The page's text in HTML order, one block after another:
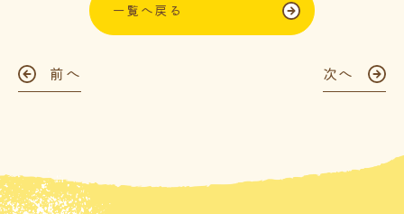
一覧へ戻る
前へ 次へ